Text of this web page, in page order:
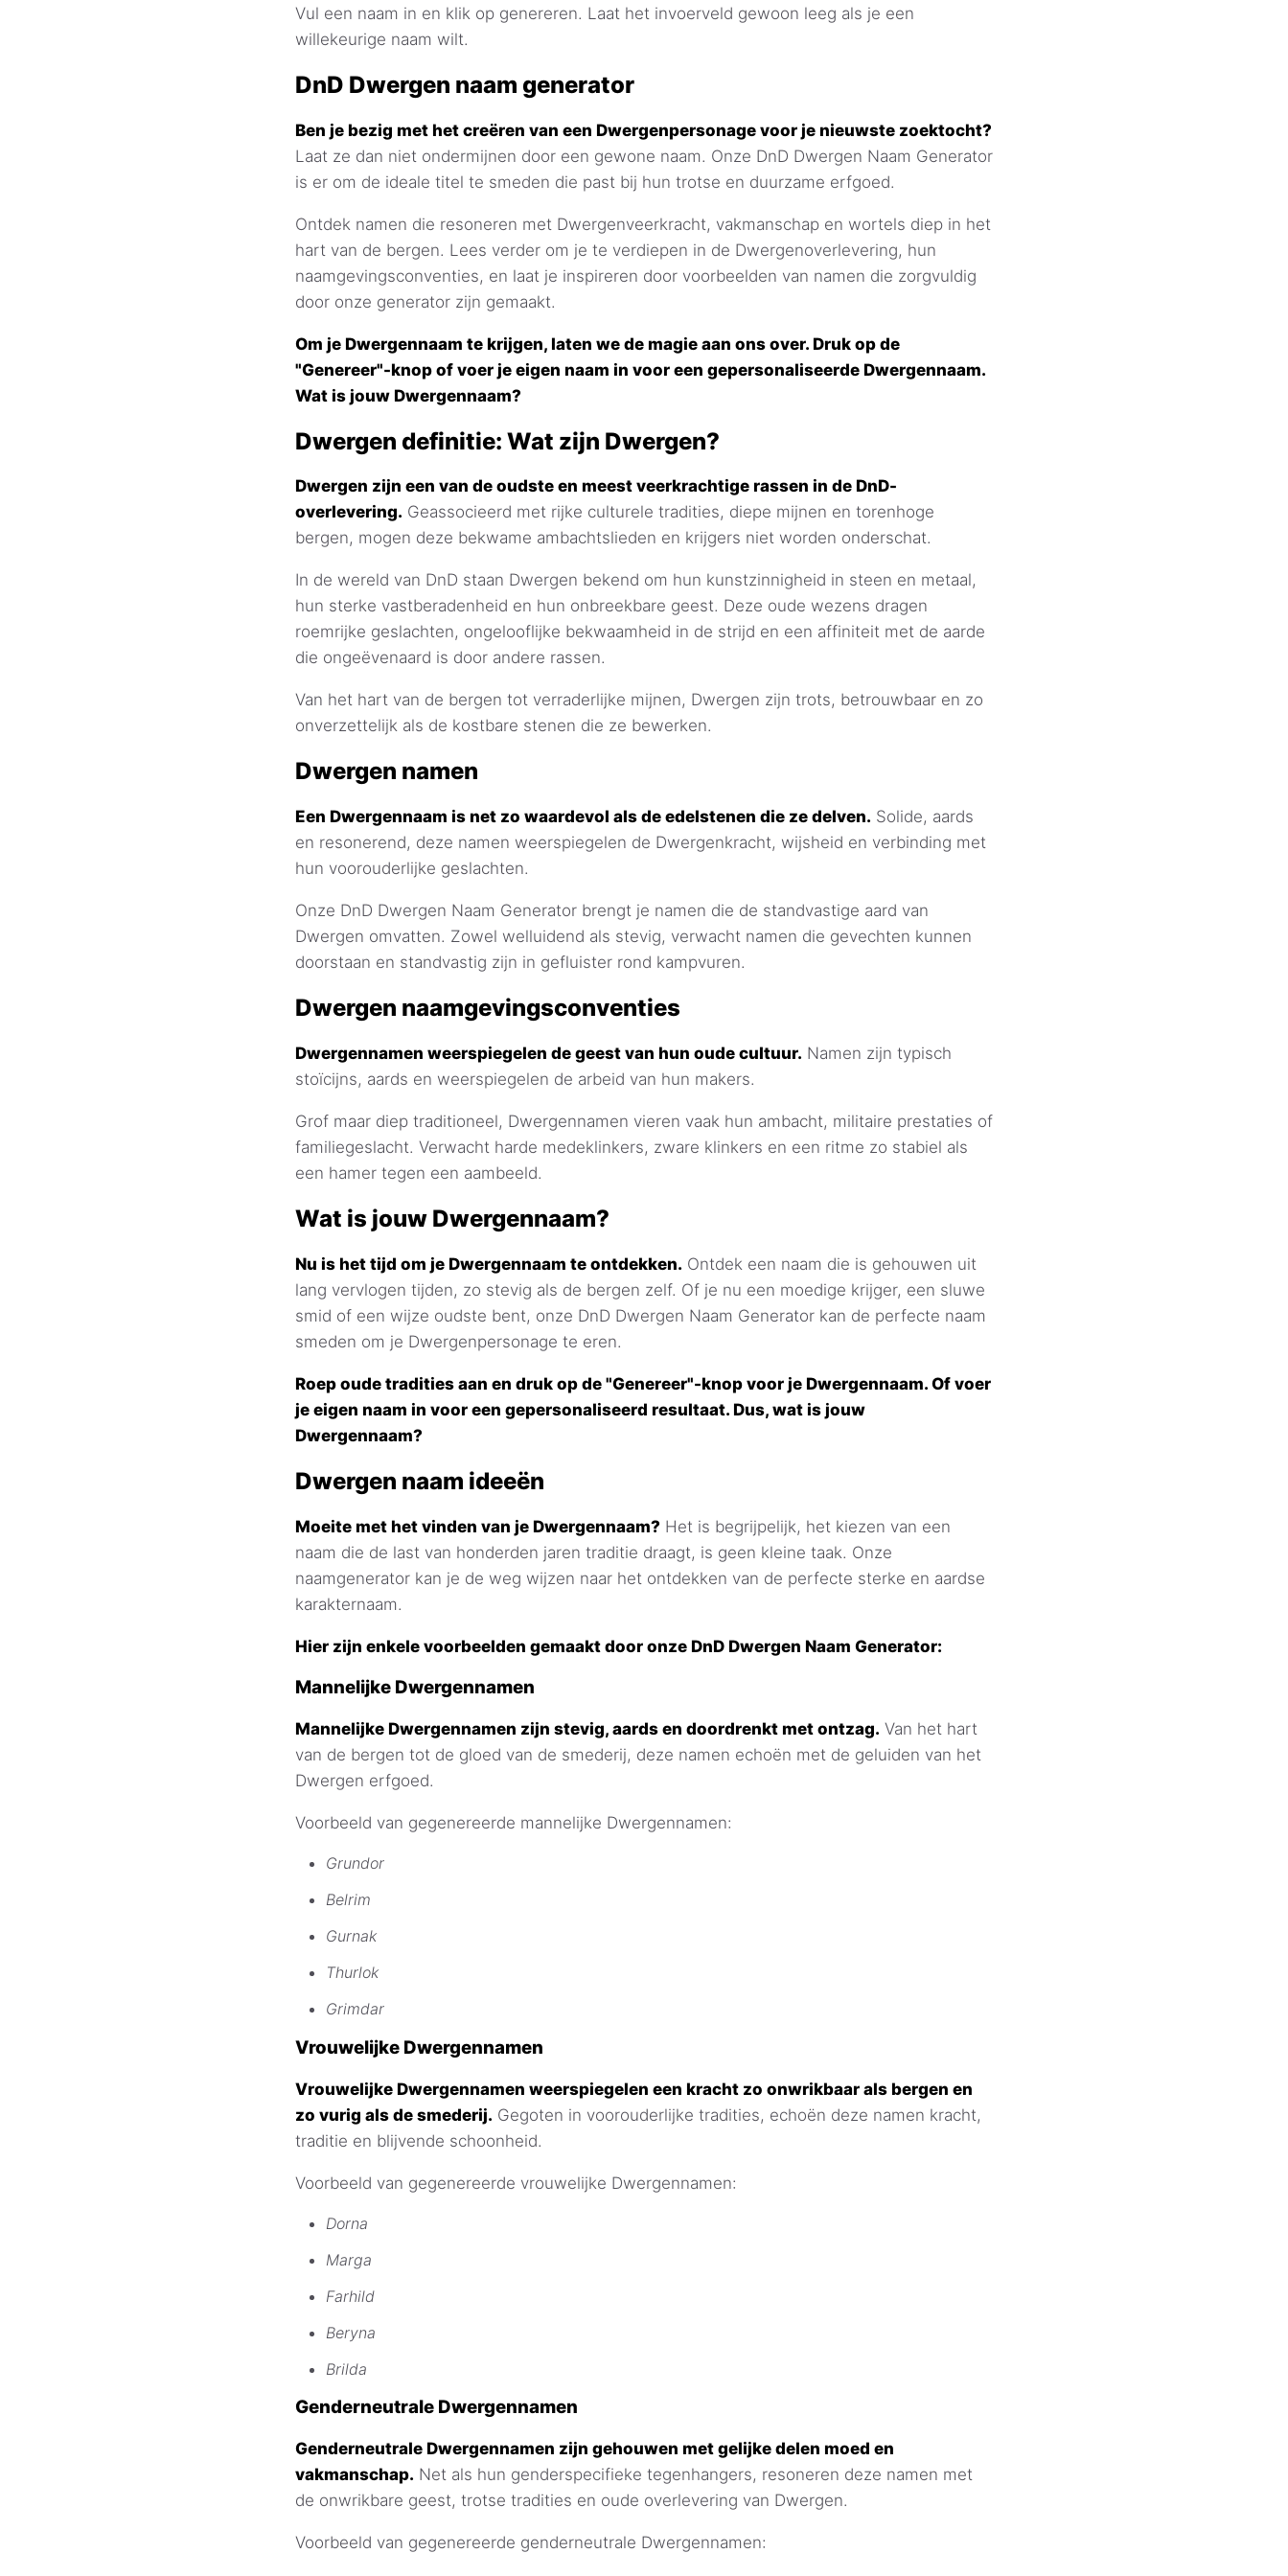
Vul een naam in en klik op genereren. Laat het invoerveld gewoon leeg als je een
willekeurige naam wilt.
DnD Dwergen naam generator
Ben je bezig met het creëren van een Dwergenpersonage voor je nieuwste zoektocht?
Laat ze dan niet ondermijnen door een gewone naam. Onze DnD Dwergen Naam Generator
is er om de ideale titel te smeden die past bij hun trotse en duurzame erfgoed.
Ontdek namen die resoneren met Dwergenveerkracht, vakmanschap en wortels diep in het
hart van de bergen. Lees verder om je te verdiepen in de Dwergenoverlevering, hun
naamgevingsconventies, en laat je inspireren door voorbeelden van namen die zorgvuldig
door onze generator zijn gemaakt.
Om je Dwergennaam te krijgen, laten we de magie aan ons over. Druk op de
"Genereer"-knop of voer je eigen naam in voor een gepersonaliseerde Dwergennaam.
Wat is jouw Dwergennaam?
Dwergen definitie: Wat zijn Dwergen?
Dwergen zijn een van de oudste en meest veerkrachtige rassen in de DnD-
overlevering. Geassocieerd met rijke culturele tradities, diepe mijnen en torenhoge
bergen, mogen deze bekwame ambachtslieden en krijgers niet worden onderschat.
In de wereld van DnD staan Dwergen bekend om hun kunstzinnigheid in steen en metaal,
hun sterke vastberadenheid en hun onbreekbare geest. Deze oude wezens dragen
roemrijke geslachten, ongelooflijke bekwaamheid in de strijd en een affiniteit met de aarde
die ongeëvenaard is door andere rassen.
Van het hart van de bergen tot verraderlijke mijnen, Dwergen zijn trots, betrouwbaar en zo
onverzettelijk als de kostbare stenen die ze bewerken.
Dwergen namen
Een Dwergennaam is net zo waardevol als de edelstenen die ze delven. Solide, aards
en resonerend, deze namen weerspiegelen de Dwergenkracht, wijsheid en verbinding met
hun voorouderlijke geslachten.
Onze DnD Dwergen Naam Generator brengt je namen die de standvastige aard van
Dwergen omvatten. Zowel welluidend als stevig, verwacht namen die gevechten kunnen
doorstaan en standvastig zijn in gefluister rond kampvuren.
Dwergen naamgevingsconventies
Dwergennamen weerspiegelen de geest van hun oude cultuur. Namen zijn typisch
stoïcijns, aards en weerspiegelen de arbeid van hun makers.
Grof maar diep traditioneel, Dwergennamen vieren vaak hun ambacht, militaire prestaties of
familiegeslacht. Verwacht harde medeklinkers, zware klinkers en een ritme zo stabiel als
een hamer tegen een aambeeld.
Wat is jouw Dwergennaam?
Nu is het tijd om je Dwergennaam te ontdekken. Ontdek een naam die is gehouwen uit
lang vervlogen tijden, zo stevig als de bergen zelf. Of je nu een moedige krijger, een sluwe
smid of een wijze oudste bent, onze DnD Dwergen Naam Generator kan de perfecte naam
smeden om je Dwergenpersonage te eren.
Roep oude tradities aan en druk op de "Genereer"-knop voor je Dwergennaam. Of voer
je eigen naam in voor een gepersonaliseerd resultaat. Dus, wat is jouw
Dwergennaam?
Dwergen naam ideeën
Moeite met het vinden van je Dwergennaam? Het is begrijpelijk, het kiezen van een
naam die de last van honderden jaren traditie draagt, is geen kleine taak. Onze
naamgenerator kan je de weg wijzen naar het ontdekken van de perfecte sterke en aardse
karakternaam.
Hier zijn enkele voorbeelden gemaakt door onze DnD Dwergen Naam Generator:
Mannelijke Dwergennamen
Mannelijke Dwergennamen zijn stevig, aards en doordrenkt met ontzag. Van het hart
van de bergen tot de gloed van de smederij, deze namen echoën met de geluiden van het
Dwergen erfgoed.
Voorbeeld van gegenereerde mannelijke Dwergennamen:
Grundor
Belrim
Gurnak
Thurlok
Grimdar
Vrouwelijke Dwergennamen
Vrouwelijke Dwergennamen weerspiegelen een kracht zo onwrikbaar als bergen en
zo vurig als de smederij. Gegoten in voorouderlijke tradities, echoën deze namen kracht,
traditie en blijvende schoonheid.
Voorbeeld van gegenereerde vrouwelijke Dwergennamen:
Dorna
Marga
Farhild
Beryna
Brilda
Genderneutrale Dwergennamen
Genderneutrale Dwergennamen zijn gehouwen met gelijke delen moed en
vakmanschap. Net als hun genderspecifieke tegenhangers, resoneren deze namen met
de onwrikbare geest, trotse tradities en oude overlevering van Dwergen.
Voorbeeld van gegenereerde genderneutrale Dwergennamen: